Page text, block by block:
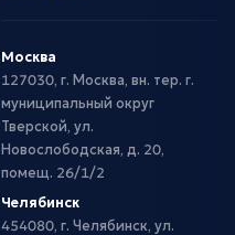
Москва
127030, г. Москва, вн. тер. г.
муниципальный округ
Тверской, ул.
Новослободская, д. 20,
помещ. 26/1/2
Челябинск
454080, г. Челябинск, ул.